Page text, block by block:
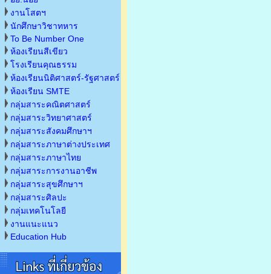
งานโสตฯ
นักศึกษาวิชาทหาร
To Be Number One
ห้องเรียนสีเขียว
โรงเรียนคุณธรรม
ห้องเรียนนิติศาสตร์-รัฐศาสตร์
ห้องเรียน SMTE
กลุ่มสาระคณิตศาสตร์
กลุ่มสาระวิทยาศาสตร์
กลุ่มสาระสังคมศึกษาฯ
กลุ่มสาระภาษาต่างประเทศ
กลุ่มสาระภาษาไทย
กลุ่มสาระการงานอาชีพ
กลุ่มสาระสุขศึกษาฯ
กลุ่มสาระศิลปะ
กลุ่มเทคโนโลยี
งานแนะแนว
Education Hub